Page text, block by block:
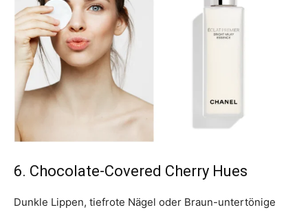
6. Chocolate-Covered Cherry Hues
Dunkle Lippen, tiefrote Nägel oder Braun-untertönige